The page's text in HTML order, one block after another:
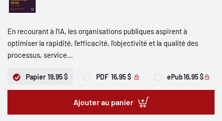
En recourant à l’IA, les organisations publiques aspirent à
optimiser la rapidité, l’efficacité, l’objectivité et la qualité des
processus, service...
Papier 19,95 $ PDF 16,95 $ ePub16,95 $
Ajouter au panier